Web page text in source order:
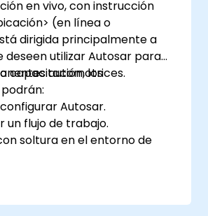
en vivo, con instrucción
(en línea o
dirigida principalmente a
deseen utilizar Autosar para
automotrices.
capacitación, los
Autosar.
un flujo de trabajo.
soltura en el entorno de